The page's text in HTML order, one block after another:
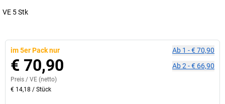
VE 5 Stk
im 5er Pack nur
€ 70,90
Preis / VE (netto)
€ 14,18 / Stück
Ab 1 -€ 70,90
Ab2 -€ 66,90